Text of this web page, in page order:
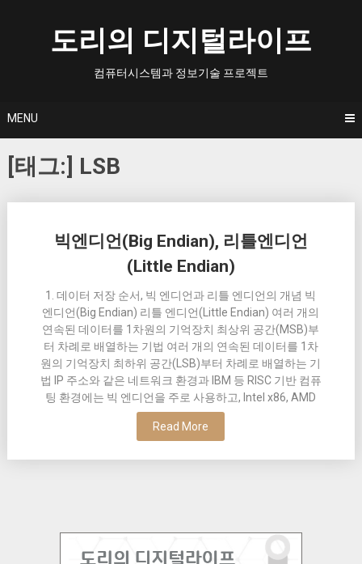
도리의 디지털라이프
컴퓨터시스템과 정보기술 프로젝트
MENU
[태그:] LSB
빅엔디언(Big Endian), 리틀엔디언
(Little Endian)
1. 데이터 저장 순서, 빅 엔디언과 리틀 엔디언의 개념 빅
엔디언(Big Endian) 리틀 엔디언(Little Endian) 여러 개의
연속된 데이터를 1차원의 기억장치 최상위 공간(MSB)부
터 차례로 배열하는 기법 여러 개의 연속된 데이터를 1차
원의 기억장치 최하위 공간(LSB)부터 차례로 배열하는 기
법 IP 주소와 같은 네트워크 환경과 IBM 등 RISC 기반 컴퓨
팅 환경에는 빅 엔디언을 주로 사용하고, Intel x86, AMD
Read More
navigation